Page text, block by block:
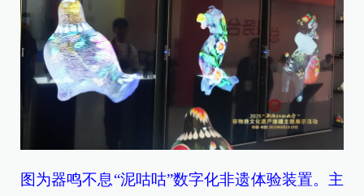
图为器鸣不息“泥咕咕”数字化非遗体验装置。主